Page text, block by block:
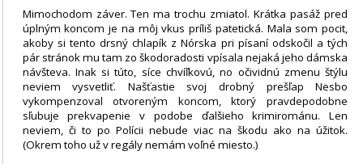
Mimochodom záver. Ten ma trochu zmiatol. Krátka pasáž pred
úplným koncom je na môj vkus príliš patetická. Mala som pocit,
akoby si tento drsný chlapík z Nórska pri písaní odskočil a tých
pár stránok mu tam zo škodoradosti vpísala nejaká jeho dámska
návšteva. Inak si túto, síce chvíľkovú, no očividnú zmenu štýlu
neviem vysvetliť. Našťastie svoj drobný prešľap Nesbo
vykompenzoval otvoreným koncom, ktorý pravdepodobne
sľubuje prekvapenie v podobe ďalšieho krimirománu. Len
neviem, či to po Polícii nebude viac na škodu ako na úžitok.
(Okrem toho už v regály nemám voľné miesto.)